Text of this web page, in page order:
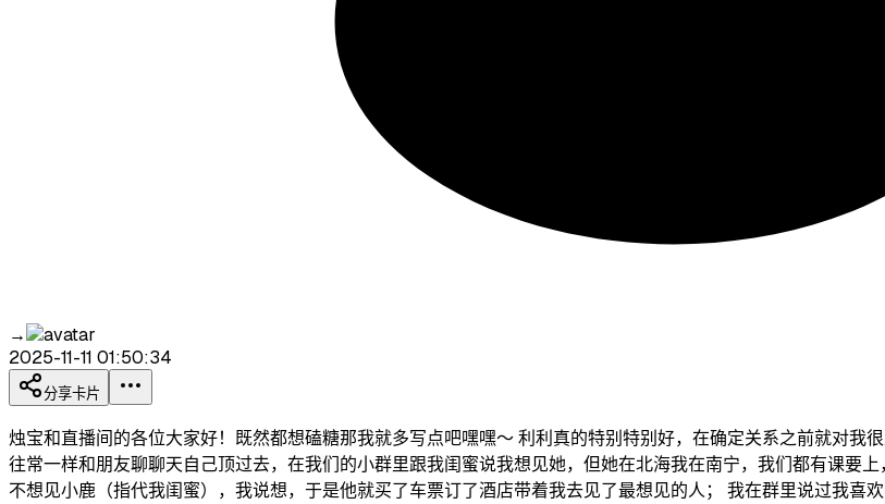
→
2025-11-11 01:50:34
分享卡片
烛宝和直播间的各位大家好！既然都想磕糖那我就多写点吧嘿嘿～ 利利真的特别特别好，在确定关系之前就对我
往常一样和朋友聊聊天自己顶过去，在我们的小群里跟我闺蜜说我想见她，但她在北海我在南宁，我们都有课要
不想见小鹿（指代我闺蜜），我说想，于是他就买了车票订了酒店带着我去见了最想见的人； 我在群里说过我喜